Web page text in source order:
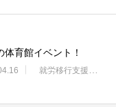
体育館イベント！
就労移行支援・ニコサービス城東センター